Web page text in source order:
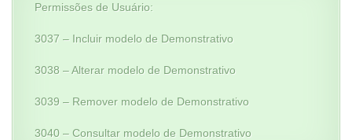
Permissões de Usuário:
3037 – Incluir modelo de Demonstrativo
3038 – Alterar modelo de Demonstrativo
3039 – Remover modelo de Demonstrativo
3040 – Consultar modelo de Demonstrativo